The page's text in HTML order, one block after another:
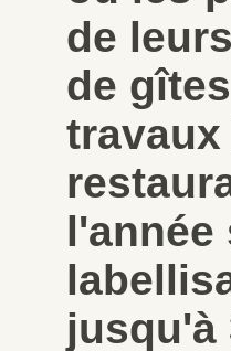
de
de
l'année
jusqu'à